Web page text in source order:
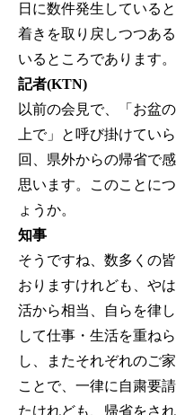
日に数件発生している
着きを取り戻しつつあ
いるところであります。
記者(KTN)
以前の会見で、「お盆
上で」と呼び掛けてい
回、県外からの帰省で
思います。このことに
ょうか。
知事
そうですね、数多くの
おりますけれども、や
活から相当、自らを律
して仕事・生活を重ね
し、またそれぞれのご
ことで、一律に自粛要
たけれども、帰省をさ